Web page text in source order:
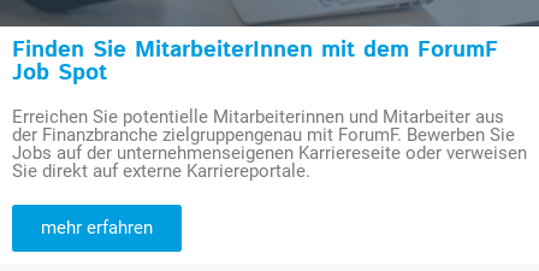
Finden Sie MitarbeiterInnen mit dem ForumF
Job Spot
Erreichen Sie potentielle Mitarbeiterinnen und Mitarbeiter aus
der Finanzbranche zielgruppengenau mit ForumF. Bewerben Sie
Jobs auf der unternehmenseigenen Karriereseite oder verweisen
Sie direkt auf externe Karriereportale.
mehr erfahren